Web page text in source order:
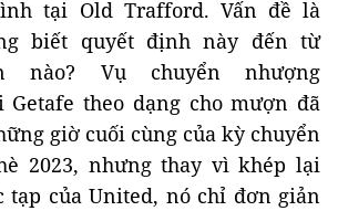
tại Old Trafford. Vấn đề là
biết quyết định này đến từ
nào? Vụ chuyển nhượng
Getafe theo dạng cho mượn đã
giờ cuối cùng của kỳ chuyển
2023, nhưng thay vì khép lại
của United, nó chỉ đơn giản